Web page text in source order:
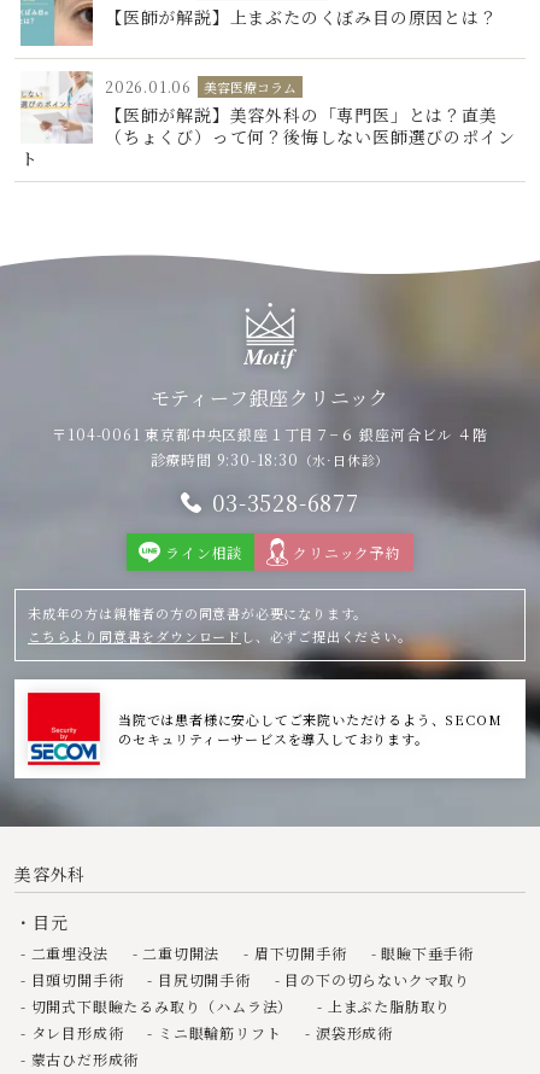
【医師が解説】上まぶたのくぼみ目の原因とは？
2026.01.06 美容医療コラム
【医師が解説】美容外科の「専門医」とは？直美
（ちょくび）って何？後悔しない医師選びのポイン
ト
モティーフ銀座クリニック
〒104-0061 東京都中央区銀座１丁目７−６銀座河合ビル ４階
診療時間 9:30-18:30 （水·日休診）
03-3528-6877
ライン相談 クリニック予約
未成年の方は親権者の方の同意書が必要になります。
こちらより同意書をダウンロード し、必ずご提出ください。
当院では患者様に安心してご来院いただけるよう、SECOM
のセキュリティーサービスを導入しております。
美容外科
目元
二重埋没法 二重切開法 眉下切開手術
眼瞼下垂手術
目頭切開手術
目尻切開手術
目の下の切らないクマ取り
切開式下眼瞼たるみ取り（ハムラ法）
上まぶた脂肪取り
タレ目形成術
ミニ眼輪筋リフト
涙袋形成術
蒙古ひだ形成術